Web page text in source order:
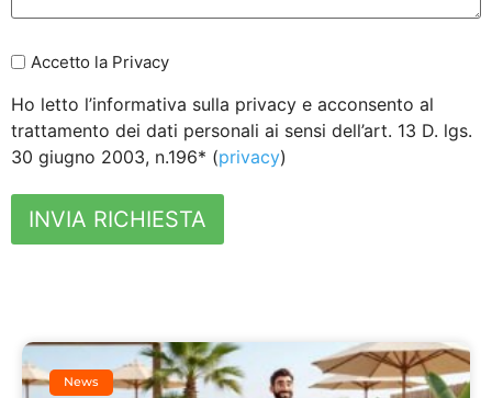
Accetto la Privacy
Ho letto l’informativa sulla privacy e acconsento al
trattamento dei dati personali ai sensi dell’art. 13 D. lgs.
30 giugno 2003, n.196* (privacy)
INVIA RICHIESTA
News